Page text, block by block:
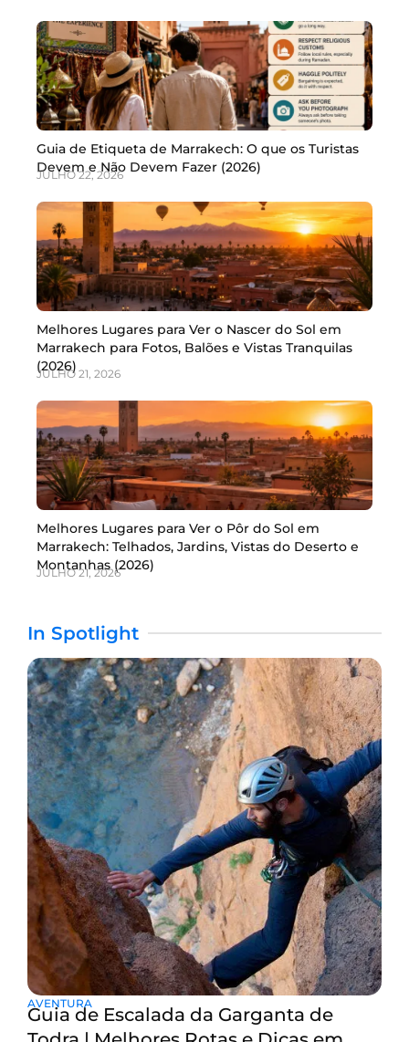
Guia de Etiqueta de Marrakech: O que os Turistas
Devem e Não Devem Fazer (2026)
JULHO 22, 2026
Melhores Lugares para Ver o Nascer do Sol em
Marrakech para Fotos, Balões e Vistas Tranquilas
(2026)
JULHO 21, 2026
Melhores Lugares para Ver o Pôr do Sol em
Marrakech: Telhados, Jardins, Vistas do Deserto e
Montanhas (2026)
JULHO 21, 2026
In Spotlight
AVENTURA
Guia de Escalada da Garganta de